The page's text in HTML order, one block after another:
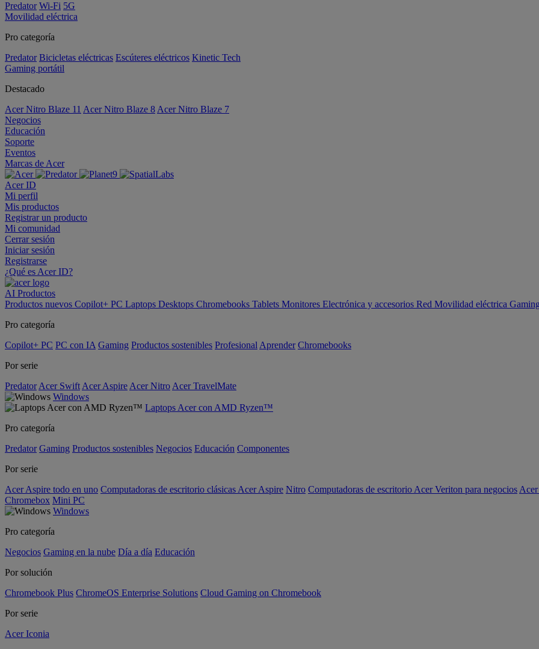
Predator Wi-Fi 5G
Movilidad eléctrica
Pro categoría
Predator Bicicletas eléctricas Escúteres eléctricos Kinetic Tech
Gaming portátil
Destacado
Acer Nitro Blaze 11 Acer Nitro Blaze 8 Acer Nitro Blaze 7
Negocios
Educación
Soporte
Eventos
Marcas de Acer
Acer ID
Mi perfil
Mis productos
Registrar un producto
Mi comunidad
Cerrar sesión
Iniciar sesión
Registrarse
¿Qué es Acer ID?
AI Productos
Productos nuevos Copilot+ PC Laptops Desktops Chromebooks Tablets Monitores Electrónica y accesorios Red Movilidad eléctrica
Pro categoría
Copilot+ PC PC con IA Gaming Productos sostenibles Profesional Aprender Chromebooks
Por serie
Predator Acer Swift Acer Aspire Acer Nitro Acer TravelMate
Windows
Laptops Acer con AMD Ryzen™
Pro categoría
Predator Gaming Productos sostenibles Negocios Educación Componentes
Por serie
Acer Aspire todo en uno Computadoras de escritorio clásicas Acer Aspire Nitro Computadoras de escritorio Acer Veriton para negocios
Chromebox Mini PC
Windows
Pro categoría
Negocios Gaming en la nube Día a día Educación
Por solución
Chromebook Plus ChromeOS Enterprise Solutions Cloud Gaming on Chromebook
Por serie
Acer Iconia